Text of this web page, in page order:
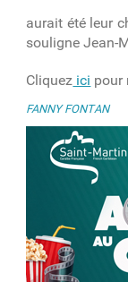
aurait été leur
souligne Jean-
Cliquez ici pour
FANNY FONTAN